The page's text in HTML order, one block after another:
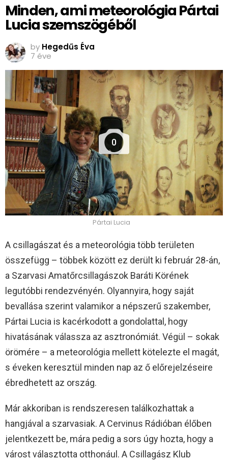
Minden, ami meteorológia Pártai
Lucia szemszögéből
by Hegedűs Éva
7 éve
0
Pártai Lucia
A csillagászat és a meteorológia több területen
összefügg – többek között ez derült ki február 28-án,
a Szarvasi Amatőrcsillagászok Baráti Körének
legutóbbi rendezvényén. Olyannyira, hogy saját
bevallása szerint valamikor a népszerű szakember,
Pártai Lucia is kacérkodott a gondolattal, hogy
hivatásának válassza az asztronómiát. Végül – sokak
örömére – a meteorológia mellett kötelezte el magát,
s éveken keresztül minden nap az ő előrejelzéseire
ébredhetett az ország.
Már akkoriban is rendszeresen találkozhattak a
hangjával a szarvasiak. A Cervinus Rádióban élőben
jelentkezett be, mára pedig a sors úgy hozta, hogy a
várost választotta otthonául. A Csillagász Klub